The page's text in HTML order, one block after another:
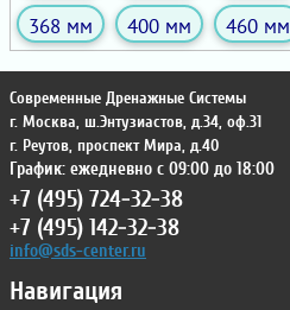
368 мм
400 мм 460 мм
Навигация
Современные Дренажные Системы
г. Москва, ш.Энтузиастов, д.34, оф.31
г. Реутов, проспект Мира, д.40
График: ежедневно с 09:00 до 18:00
+7 (495) 724-32-38
+7 (495) 142-32-38
info@sds-center.ru